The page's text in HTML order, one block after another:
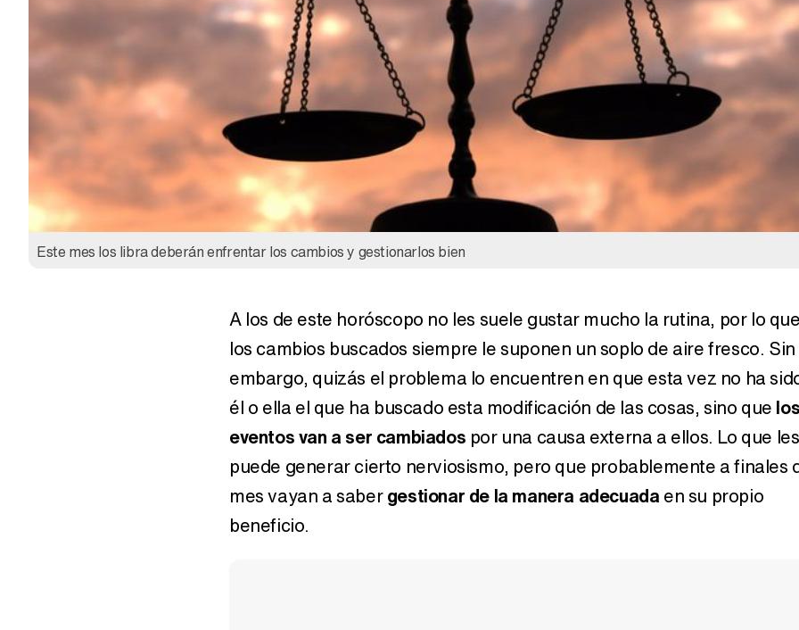
Magdalena de Suecia responde a las críticas y explica por qué le han permitido lanzar su propio negocio
Este mes los libra deberán enfrentar los cambios y gestionarlos bien
A los de este horóscopo no les suele gustar mucho la rutina, por lo
los cambios buscados siempre le suponen un soplo de aire fresco. Sin
embargo, quizás el problema lo encuentren en que esta vez no ha
él o ella el que ha buscado esta modificación de las cosas, sino que
eventos van a ser cambiados por una causa externa a ellos. Lo que les
puede generar cierto nerviosismo, pero que probablemente a finales
mes vayan a sabergestionar de la manera adecuada en su propio
beneficio.